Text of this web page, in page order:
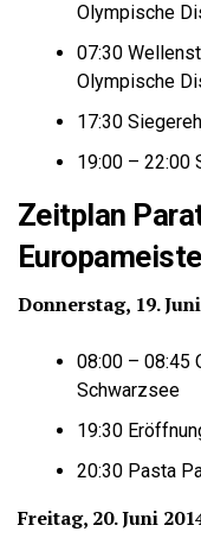
Olympische
07:30
Olympische
17:30
19:00 – 22:00
Zeitplan
Donnerstag, 19.
08:00 – 08:45
Schwarzsee
19:30
20:30 Pasta
Freitag, 20. Juni